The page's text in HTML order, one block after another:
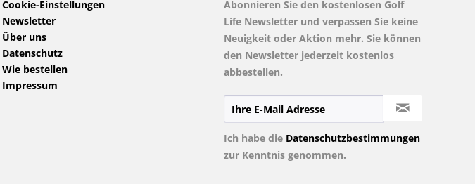
Cookie-Einstellungen
Newsletter
Über uns
Datenschutz
Wie bestellen
Impressum
Abonnieren Sie den kostenlosen Golf
Life Newsletter und verpassen Sie keine
Neuigkeit oder Aktion mehr. Sie können
den Newsletter jederzeit kostenlos
abbestellen.
Ich habe die Datenschutzbestimmungen
zur Kenntnis genommen.